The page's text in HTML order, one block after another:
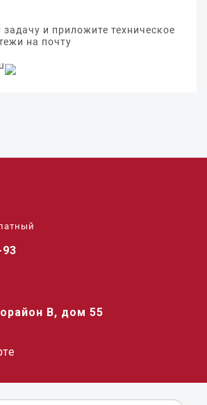
и приложите техническое
на почту
В, дом 55